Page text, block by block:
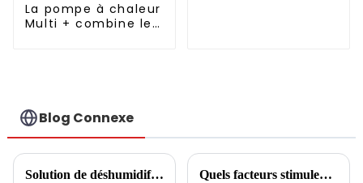
La pompe à chaleur
Multi + combine le
système économe
en énergie.
Blog Connexe
Solution de déshumidification à température constante pour piscine Quels facteurs stimulent les tendances de l’industrie des pompes à chaleur dans la région APAC ?